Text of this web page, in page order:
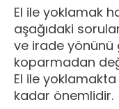
El ile yoklamak
aşağıdaki
ve irade
koparmadan
El ile
kadar önemlidir.